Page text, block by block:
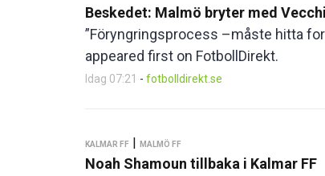
Beskedet: Malmö bryter med
”Föryngringsprocess –måste hitta
appeared first on FotbollDirekt.
Idag 07:21 - fotbolldirekt.se
KALMAR FF | MALMÖ FF
Noah Shamoun tillbaka i Kalmar FF